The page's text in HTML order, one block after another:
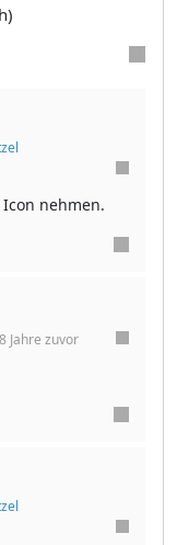
nehmen.
8 Jahre zuvor